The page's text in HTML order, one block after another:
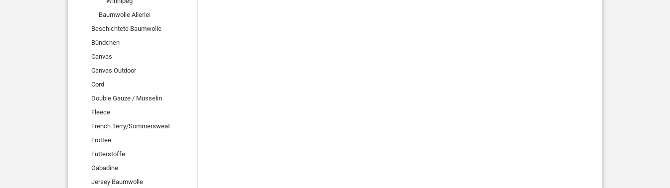
Baumwolle Allerlei
Beschichtete Baumwolle
Bündchen
Canvas
Canvas Outdoor
Cord
Double Gauze / Musselin
Fleece
French Terry/Sommersweat
Frottee
Futterstoffe
Gabadine
Jersey Baumwolle